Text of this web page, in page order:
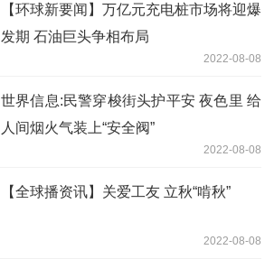
【环球新要闻】万亿元充电桩市场将迎爆
发期 石油巨头争相布局
2022-08-08
世界信息:民警穿梭街头护平安 夜色里 给
人间烟火气装上“安全阀”
2022-08-08
【全球播资讯】关爱工友 立秋“啃秋”
2022-08-08